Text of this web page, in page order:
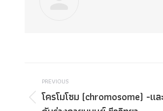
Post
navigation
PREVIOUS
Previous
โครโมโซม (chromosome) -แ